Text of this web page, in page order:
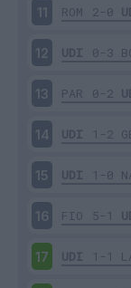
11 ROM 2-0
12 UDI 0-3
13 PAR 0-2
14 UDI 1-2
15 UDI 1-0
16 FIO 5-1
17 UDI 1-1